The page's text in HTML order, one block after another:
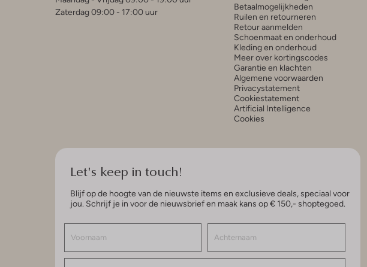
Zaterdag 09:00 - 17:00 uur
Betaalmogelijkheden
Ruilen en retourneren
Retour aanmelden
Schoenmaat en onderhoud
Kleding en onderhoud
Meer over kortingscodes
Garantie en klachten
Algemene voorwaarden
Privacystatement
Cookiestatement
Artificial Intelligence
Cookies
Let's keep in touch!
Blijf op de hoogte van de nieuwste items en exclusieve deals, speciaal voor
jou. Schrijf je in voor de nieuwsbrief en maak kans op € 150,- shoptegoed.